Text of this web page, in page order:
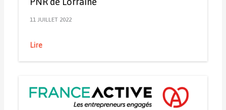
11 JUILLET 2022
Lire